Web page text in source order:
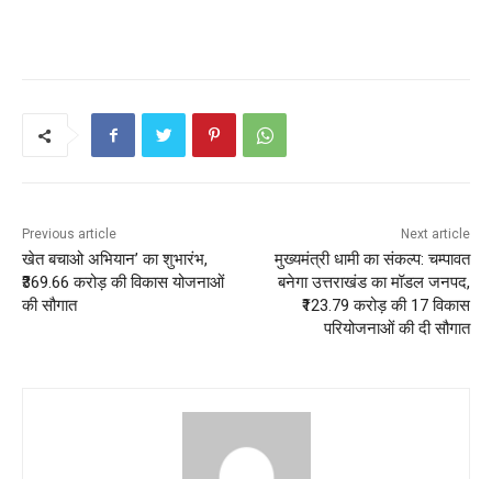
Previous article
खेत बचाओ अभियान’ का शुभारंभ,
₹369.66 करोड़ की विकास योजनाओं
की सौगात
Next article
मुख्यमंत्री धामी का संकल्प: चम्पावत
बनेगा उत्तराखंड का मॉडल जनपद,
₹123.79 करोड़ की 17 विकास
परियोजनाओं की दी सौगात